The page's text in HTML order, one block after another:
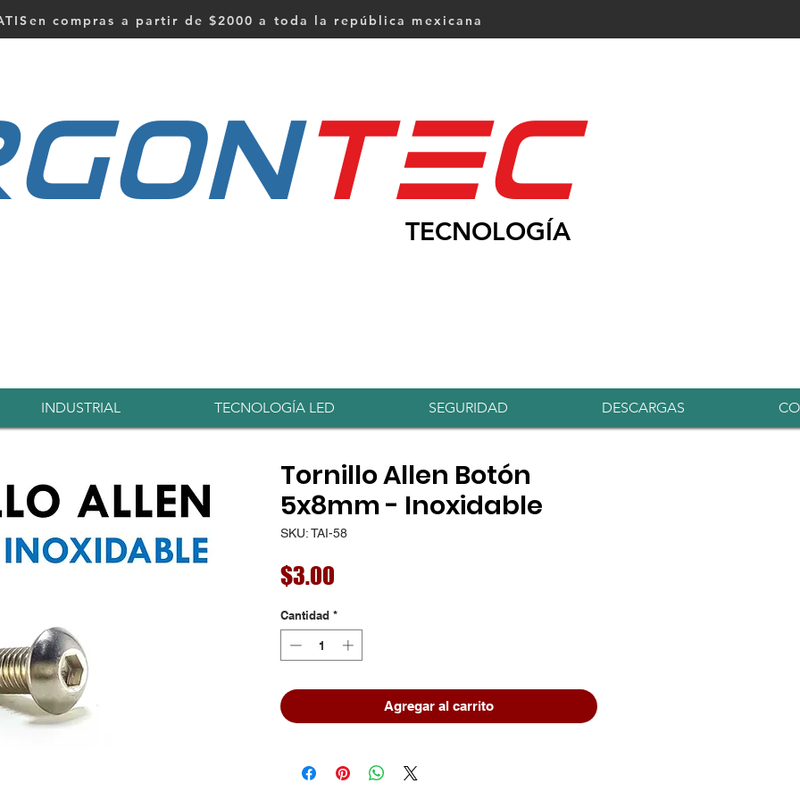
compras a partir de $2000 a toda la república mexicana
tEc
TECNOLOGÍA
Iniciar sesión
INDUSTRIAL TECNOLOGÍA LED SEGURIDAD DESCARGAS
Tornillo Allen Botón
5x8mm - Inoxidable
SKU: TAI-58
$3.00
Cantidad *
Agregar al carrito